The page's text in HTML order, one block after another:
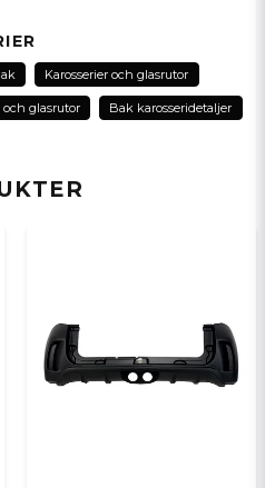
fråga
Karosserier och glasrutor
och glasrutor Bak karosseridetaljer